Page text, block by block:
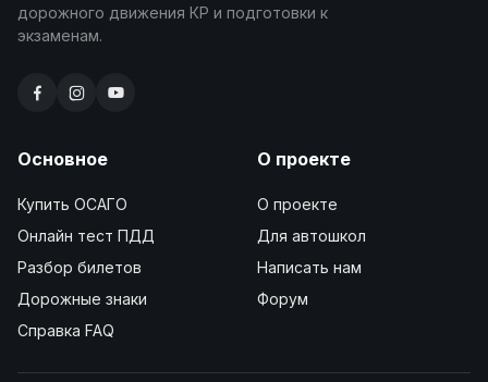
дорожного движения КР и подготовки к
экзаменам.
Основное
Купить ОСАГО
Онлайн тест ПДД
Разбор билетов
Дорожные знаки
Справка FAQ
О проекте
О проекте
Для автошкол
Написать нам
Форум